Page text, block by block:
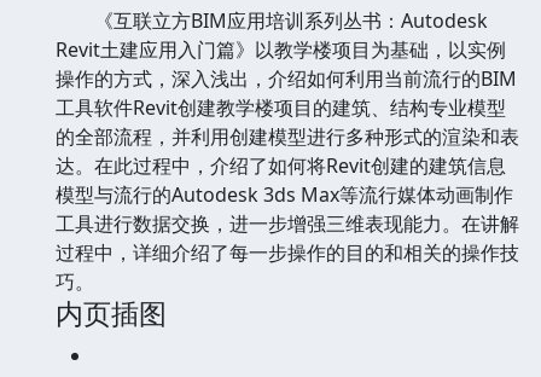
《互联立方BIM应用培训系列丛书：Autodesk
Revit土建应用入门篇》以教学楼项目为基础，以实例
操作的方式，深入浅出，介绍如何利用当前流行的BIM
工具软件Revit创建教学楼项目的建筑、结构专业模型
的全部流程，并利用创建模型进行多种形式的渲染和表
达。在此过程中，介绍了如何将Revit创建的建筑信息
模型与流行的Autodesk 3ds Max等流行媒体动画制作
工具进行数据交换，进一步增强三维表现能力。在讲解
过程中，详细介绍了每一步操作的目的和相关的操作技
巧。
内页插图